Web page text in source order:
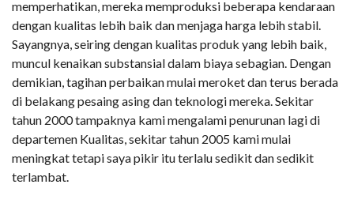
memperhatikan, mereka memproduksi beberapa kendaraan
dengan kualitas lebih baik dan menjaga harga lebih stabil.
Sayangnya, seiring dengan kualitas produk yang lebih baik,
muncul kenaikan substansial dalam biaya sebagian. Dengan
demikian, tagihan perbaikan mulai meroket dan terus berada
di belakang pesaing asing dan teknologi mereka. Sekitar
tahun 2000 tampaknya kami mengalami penurunan lagi di
departemen Kualitas, sekitar tahun 2005 kami mulai
meningkat tetapi saya pikir itu terlalu sedikit dan sedikit
terlambat.